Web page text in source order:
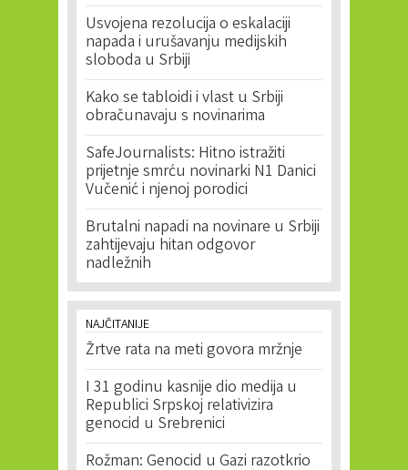
Usvojena rezolucija o eskalaciji
napada i urušavanju medijskih
sloboda u Srbiji
Kako se tabloidi i vlast u Srbiji
obračunavaju s novinarima
SafeJournalists: Hitno istražiti
prijetnje smrću novinarki N1 Danici
Vučenić i njenoj porodici
Brutalni napadi na novinare u Srbiji
zahtijevaju hitan odgovor
nadležnih
NAJČITANIJE
Žrtve rata na meti govora mržnje
I 31 godinu kasnije dio medija u
Republici Srpskoj relativizira
genocid u Srebrenici
Rožman: Genocid u Gazi razotkrio